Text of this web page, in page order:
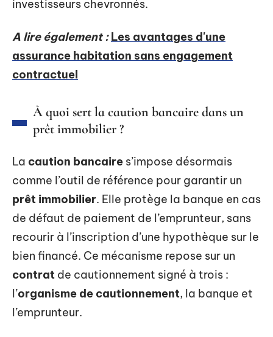
investisseurs chevronnés.
A lire également : Les avantages d'une
assurance habitation sans engagement
contractuel
À quoi sert la caution bancaire dans un
prêt immobilier ?
La caution bancaire s’impose désormais
comme l’outil de référence pour garantir un
prêt immobilier. Elle protège la banque en cas
de défaut de paiement de l’emprunteur, sans
recourir à l’inscription d’une hypothèque sur le
bien financé. Ce mécanisme repose sur un
contrat de cautionnement signé à trois :
l’organisme de cautionnement, la banque et
l’emprunteur.